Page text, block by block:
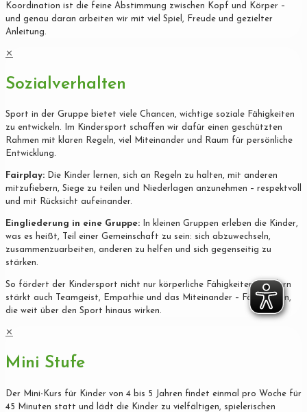
Koordination ist die feine Abstimmung zwischen Kopf und Körper –
und genau daran arbeiten wir mit viel Spiel, Freude und gezielter
Anleitung.
✕
Sozialverhalten
Sport in der Gruppe bietet viele Chancen, wichtige soziale Fähigkeiten
zu entwickeln. Im Kindersport schaffen wir dafür einen geschützten
Rahmen mit klaren Regeln, viel Miteinander und Raum für persönliche
Entwicklung.
Fairplay: Die Kinder lernen, sich an Regeln zu halten, mit anderen
mitzufiebern, Siege zu teilen und Niederlagen anzunehmen – respektvoll
und mit Rücksicht aufeinander.
Eingliederung in eine Gruppe: In kleinen Gruppen erleben die Kinder,
was es heißt, Teil einer Gemeinschaft zu sein: sich abzuwechseln,
zusammenzuarbeiten, anderen zu helfen und sich gegenseitig zu
stärken.
So fördert der Kindersport nicht nur körperliche Fähigkeiten, sondern
stärkt auch Teamgeist, Empathie und das Miteinander – Fähigkeiten,
die weit über den Sport hinaus wirken.
✕
Mini Stufe
Der Mini-Kurs für Kinder von 4 bis 5 Jahren findet einmal pro Woche für
45 Minuten statt und lädt die Kinder zu vielfältigen, spielerischen